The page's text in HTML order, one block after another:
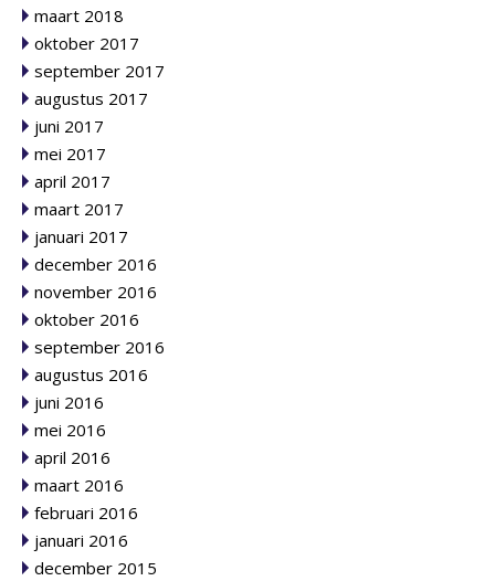
maart 2018
oktober 2017
september 2017
augustus 2017
juni 2017
mei 2017
april 2017
maart 2017
januari 2017
december 2016
november 2016
oktober 2016
september 2016
augustus 2016
juni 2016
mei 2016
april 2016
maart 2016
februari 2016
januari 2016
december 2015